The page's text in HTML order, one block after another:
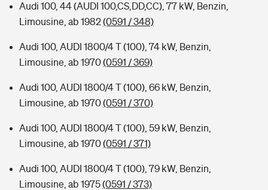
Audi 100, 44 (AUDI 100,CS,DD,CC), 77 kW, Benzin,
Limousine, ab 1982(0591 / 348)
Audi 100, AUDI 1800/4 T (100), 74 kW, Benzin,
Limousine, ab 1970(0591 / 369)
Audi 100, AUDI 1800/4 T (100), 66 kW, Benzin,
Limousine, ab 1970(0591 / 370)
Audi 100, AUDI 1800/4 T (100), 59 kW, Benzin,
Limousine, ab 1970(0591 / 371)
Audi 100, AUDI 1800/4 T (100), 79 kW, Benzin,
Limousine, ab 1975(0591 / 373)